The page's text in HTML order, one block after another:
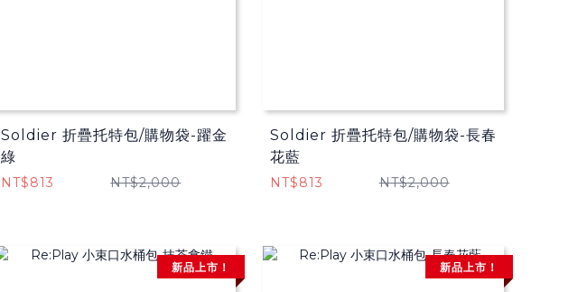
Soldier 折疊托特包/購物袋​-躍金
綠
NT$813 NT$2,000
Soldier 折疊托特包/購物袋​-長春
花藍
NT$813 NT$2,000
新品上市！ 新品上市！